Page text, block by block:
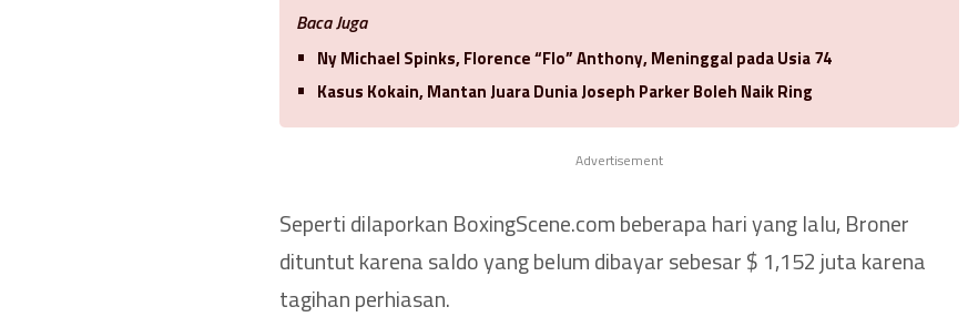
Baca Juga
Ny Michael Spinks, Florence “Flo” Anthony, Meninggal pada Usia 74
Kasus Kokain, Mantan Juara Dunia Joseph Parker Boleh Naik Ring
Advertisement
Seperti dilaporkan BoxingScene.com beberapa hari yang lalu, Broner
dituntut karena saldo yang belum dibayar sebesar $ 1,152 juta karena
tagihan perhiasan.